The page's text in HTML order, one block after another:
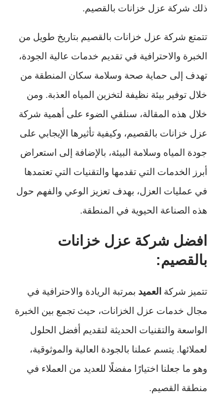
ذلك شركة عزل خزانات بالقصيم.
تتمتع شركة عزل خزانات بالقصيم بتاريخ طويل من
الخبرة والاحترافية في تقديم خدمات عالية الجودة،
تهدف إلى حماية صحة وسلامة سكان المنطقة من
خلال توفير بيئة نظيفة لتخزين المياه العذبة. ومن
خلال هذه المقالة، سنلقي الضوء على أهمية شركة
عزل خزانات بالقصيم، وكيفية تأثيرها الإيجابي على
جودة المياه وسلامة البيئة، بالإضافة إلى استعراض
أبرز الخدمات التي تقدمها والتقنيات التي تعتمدها
في عمليات العزل، بهدف تعزيز الوعي والفهم حول
هذه الصناعة الحيوية في المنطقة.
افضل شركة عزل خزانات
بالقصيم:
تتميز شركة العميد بمرتبة الريادة والاحترافية في
مجال خدمات عزل الخزانات، حيث تجمع بين الخبرة
الواسعة والتقنيات الحديثة لتقديم أفضل الحلول
لعملائها. يتسم عملنا بالجودة العالية والموثوقية،
وهو ما جعلنا اختيارًا مفضلًا للعديد من العملاء في
منطقة القصيم.